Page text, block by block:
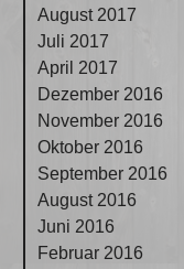
August 2017
Juli 2017
April 2017
Dezember 2016
November 2016
Oktober 2016
September 2016
August 2016
Juni 2016
Februar 2016